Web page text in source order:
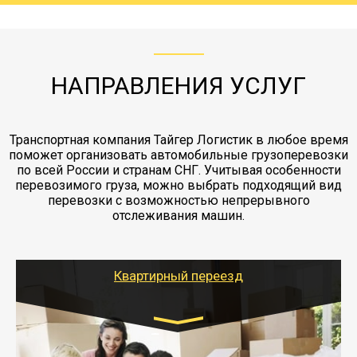
заканчивая выгрузкой в пункте получателя.
НАПРАВЛЕНИЯ УСЛУГ
Транспортная компания Тайгер Логистик в любое время
поможет организовать автомобильные грузоперевозки
по всей России и странам СНГ. Учитывая особенности
перевозимого груза, можно выбрать подходящий вид
перевозки с возможностью непрерывного
отслеживания машин.
Квартирный переезд